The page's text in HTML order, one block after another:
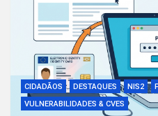
CIDADÃOS DESTAQUES NIS2
VULNERABILIDADES & CVES